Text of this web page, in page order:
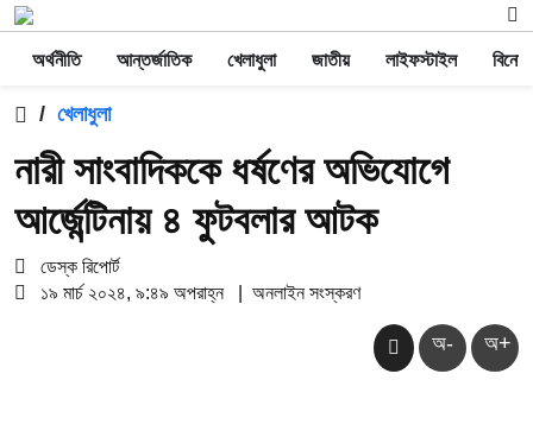
অর্থনীতি আন্তর্জাতিক খেলাধুলা জাতীয় লাইফস্টাইল
/ খেলাধুলা
নারী সাংবাদিককে ধর্ষণের অভিযোগে
আর্জেন্টিনায় ৪ ফুটবলার আটক
ডেস্ক রিপোর্ট
১৯ মার্চ ২০২৪, ৯:৪৯ অপরাহ্ন
অনলাইন সংস্করণ
অ- অ+